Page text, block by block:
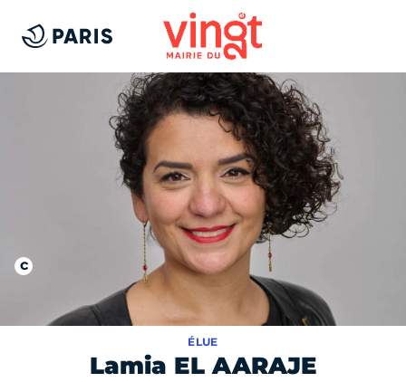
Lamia EL AARAJE
ÉLUE